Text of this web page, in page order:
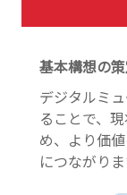
基本構想の
デジタルミ
ることで、
め、より価
につながりま